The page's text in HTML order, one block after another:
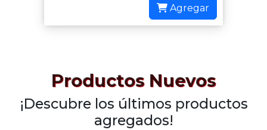
Agregar
Productos Nuevos
¡Descubre los últimos productos
agregados!